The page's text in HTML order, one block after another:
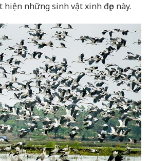
những sinh vật xinh đẹp này.